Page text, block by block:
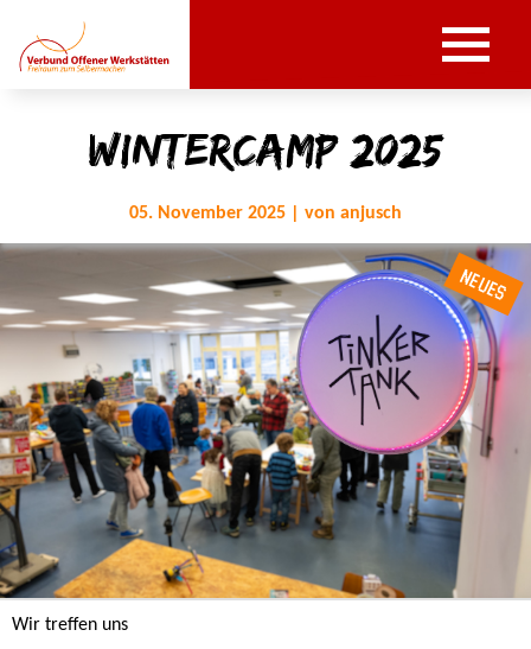
WinterCamp 2025
05. November 2025 | von anjusch
NEUES
Wir treffen uns